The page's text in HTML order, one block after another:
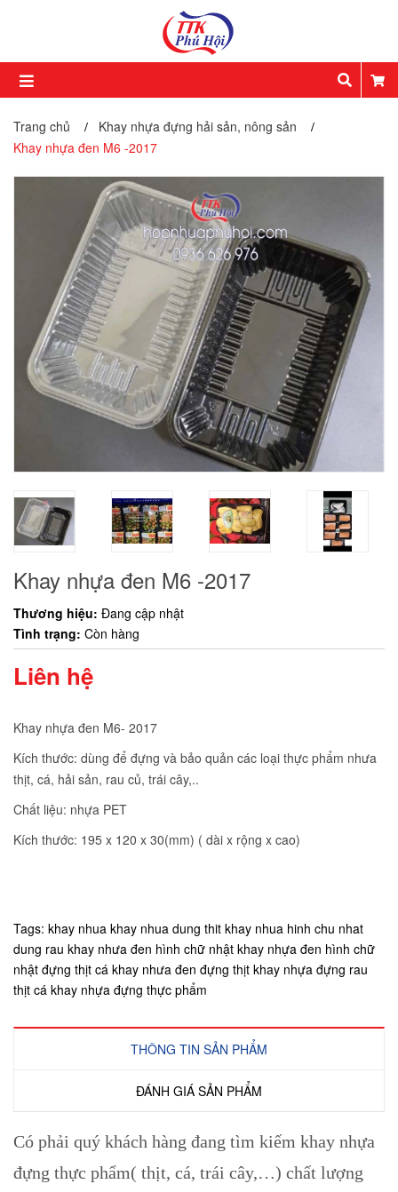
Trang chủ / Khay nhựa đựng hải sản, nông sản /
Khay nhựa đen M6 -2017
Khay nhựa đen M6 -2017
Thương hiệu: Đang cập nhật
Tình trạng: Còn hàng
Liên hệ
Khay nhựa đen M6- 2017
Kích thước: dùng để đựng và bảo quản các loại thực phẩm nhưa
thịt, cá, hải sản, rau củ, trái cây,..
Chất liệu: nhựa PET
Kích thước: 195 x 120 x 30(mm) ( dài x rộng x cao)
Tags: khay nhua khay nhua dung thit khay nhua hinh chu nhat
dung rau khay nhưa đen hình chữ nhật khay nhựa đen hình chữ
nhật đựng thịt cá khay nhưa đen đựng thịt khay nhựa đựng rau
thịt cá khay nhựa đựng thực phẩm
THÔNG TIN SẢN PHẨM
ĐÁNH GIÁ SẢN PHẨM
Có phải quý khách hàng đang tìm kiếm khay nhựa
đựng thực phẩm( thịt, cá, trái cây,…) chất lượng